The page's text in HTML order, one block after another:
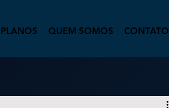
QUEM SOMOS CONTATO